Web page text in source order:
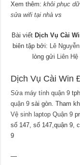
Xem thêm:khôi phục
sửa wifi tại nhà vs
Bài viết Dịch Vụ Cài
biên tập bởi: Lê
lòng gửi Liên Hệ
Dịch Vụ Cài Win
Sửa máy tính quận 9
quận 9 sài gòn. Tham
Vệ sinh laptop Quận 9
số 147, số 147,quận 9,
9
—